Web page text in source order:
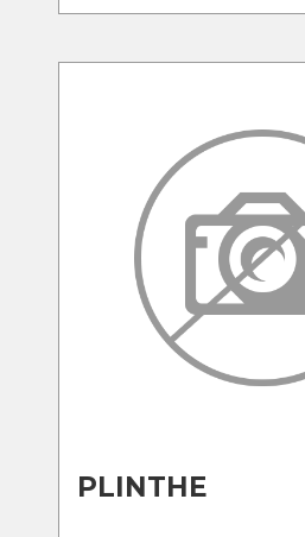
PLINTHE